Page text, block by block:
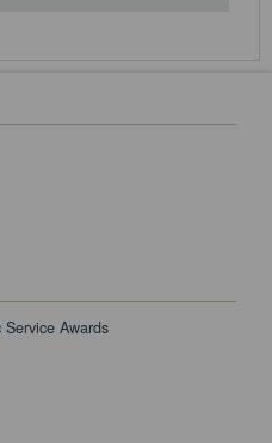
Awards